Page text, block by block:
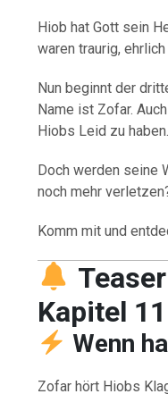
Hiob hat Gott sein
waren traurig,
Nun beginnt der
Name ist Zofar.
Hiobs Leid zu haben.
Doch werden seine
noch mehr
Komm mit und
Kapitel 11
Wenn
Zofar hört Hiobs